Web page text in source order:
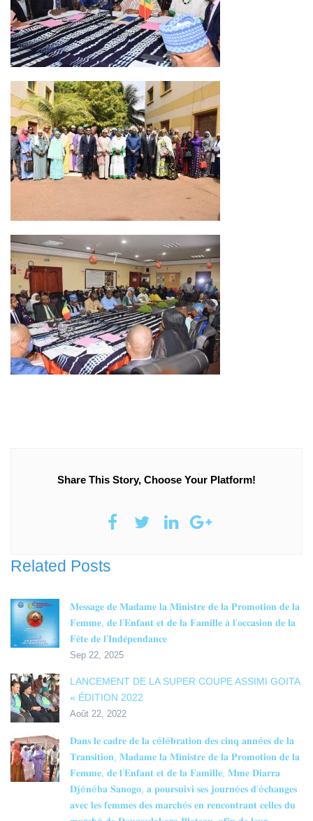
Share This Story, Choose Your Platform!
Related Posts
𝐌𝐞𝐬𝐬𝐚𝐠𝐞 𝐝𝐞 𝐌𝐚𝐝𝐚𝐦𝐞 𝐥𝐚 𝐌𝐢𝐧𝐢𝐬𝐭𝐫𝐞 𝐝𝐞 𝐥𝐚 𝐏𝐫𝐨𝐦𝐨𝐭𝐢𝐨𝐧 𝐝𝐞 𝐥𝐚
𝐅𝐞𝐦𝐦𝐞, 𝐝𝐞 𝐥’𝐄𝐧𝐟𝐚𝐧𝐭 𝐞𝐭 𝐝𝐞 𝐥𝐚 𝐅𝐚𝐦𝐢𝐥𝐥𝐞 𝐚̀ 𝐥’𝐨𝐜𝐜𝐚𝐬𝐢𝐨𝐧 𝐝𝐞 𝐥𝐚
𝐅𝐞̂𝐭𝐞 𝐝𝐞 𝐥’𝐈𝐧𝐝𝐞́𝐩𝐞𝐧𝐝𝐚𝐧𝐜𝐞
Sep 22, 2025
LANCEMENT DE LA SUPER COUPE ASSIMI GOITA
« ÉDITION 2022
Août 22, 2022
𝐃𝐚𝐧𝐬 𝐥𝐞 𝐜𝐚𝐝𝐫𝐞 𝐝𝐞 𝐥𝐚 𝐜é𝐥é𝐛𝐫𝐚𝐭𝐢𝐨𝐧 𝐝𝐞𝐬 𝐜𝐢𝐧𝐪 𝐚𝐧𝐧é𝐞𝐬 𝐝𝐞 𝐥𝐚
𝐓𝐫𝐚𝐧𝐬𝐢𝐭𝐢𝐨𝐧, 𝐌𝐚𝐝𝐚𝐦𝐞 𝐥𝐚 𝐌𝐢𝐧𝐢𝐬𝐭𝐫𝐞 𝐝𝐞 𝐥𝐚 𝐏𝐫𝐨𝐦𝐨𝐭𝐢𝐨𝐧 𝐝𝐞 𝐥𝐚
𝐅𝐞𝐦𝐦𝐞, 𝐝𝐞 𝐥’𝐄𝐧𝐟𝐚𝐧𝐭 𝐞𝐭 𝐝𝐞 𝐥𝐚 𝐅𝐚𝐦𝐢𝐥𝐥𝐞, 𝐌𝐦𝐞 𝐃𝐢𝐚𝐫𝐫𝐚
𝐃𝐣é𝐧é𝐛𝐚 𝐒𝐚𝐧𝐨𝐠𝐨, 𝐚 𝐩𝐨𝐮𝐫𝐬𝐮𝐢𝐯𝐢 𝐬𝐞𝐬 𝐣𝐨𝐮𝐫𝐧é𝐞𝐬 𝐝’é𝐜𝐡𝐚𝐧𝐠𝐞𝐬
𝐚𝐯𝐞𝐜 𝐥𝐞𝐬 𝐟𝐞𝐦𝐦𝐞𝐬 𝐝𝐞𝐬 𝐦𝐚𝐫𝐜𝐡é𝐬 𝐞𝐧 𝐫𝐞𝐧𝐜𝐨𝐧𝐭𝐫𝐚𝐧𝐭 𝐜𝐞𝐥𝐥𝐞𝐬 𝐝𝐮